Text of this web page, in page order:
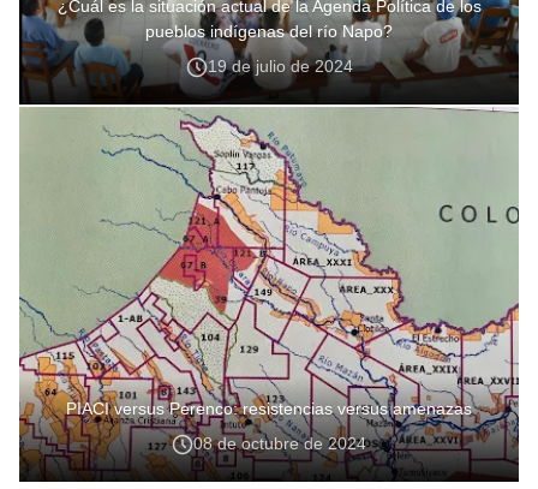
¿Cuál es la situación actual de la Agenda Política de los
pueblos indígenas del río Napo?
19 de julio de 2024
PIACI versus Perenco: resistencias versus amenazas
08 de octubre de 2024